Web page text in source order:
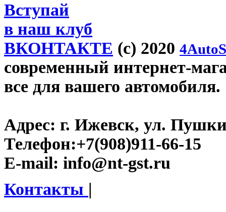
Вступай
в наш клуб
ВКОНТАКТЕ (c) 2020
современный интернет-
все для вашего автомобиля.
Адрес: г. Ижевск, ул.
Телефон:+7(908)911-66-15
E-mail: info@nt-gst.ru
Контакты |